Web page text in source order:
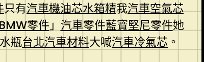
只有汽車機油芯水箱精我汽車空氣芯
BMW零件」 汽車零件藍寶堅尼零件她
瓶台北汽車材料大喊汽車冷氣芯 。